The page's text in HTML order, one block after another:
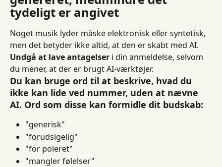
tydeligt er angivet
Noget musik lyder måske elektronisk eller syntetisk,
men det betyder ikke altid, at den er skabt med AI.
Undgå at lave antagelser i din anmeldelse, selvom
du mener, at der er brugt AI-værktøjer.
Du kan bruge ord til at beskrive, hvad du
ikke kan lide ved nummer, uden at nævne
AI. Ord som disse kan formidle dit budskab:
"generisk"
"forudsigelig"
"for poleret"
"mangler følelser"